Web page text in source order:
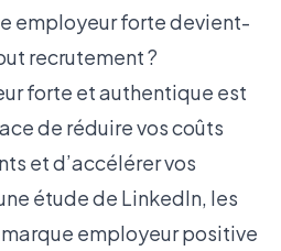
employeur forte devient-
recrutement ?
forte et authentique est
de réduire vos coûts
et d’accélérer vos
étude de LinkedIn, les
employeur positive